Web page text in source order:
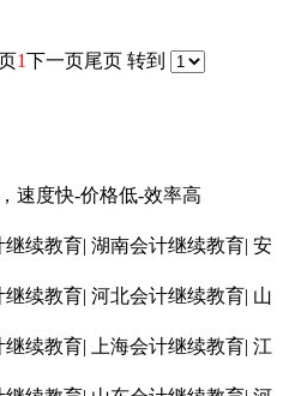
1下一页尾页 转到
速度快-价格低-效率高
续教育| 湖南会计继续教育| 安
续教育| 河北会计继续教育| 山
续教育| 上海会计继续教育| 江